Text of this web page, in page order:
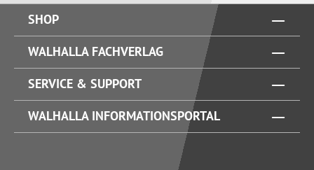
SHOP
WALHALLA FACHVERLAG
SERVICE & SUPPORT
WALHALLA INFORMATIONSPORTAL